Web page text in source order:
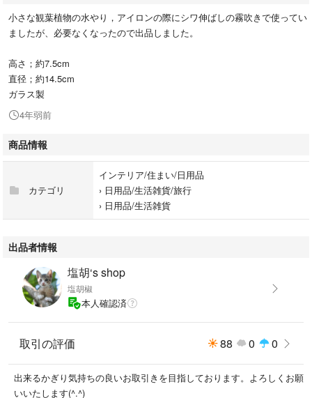
小さな観葉植物の水やり，アイロンの際にシワ伸ばしの霧吹きで使ってい
ましたが、必要なくなったので出品しました。
高さ；約7.5cm
直径；約14.5cm
ガラス製
4年弱前
商品情報
カテゴリ
インテリア/住まい/日用品
› 日用品/生活雑貨/旅行
› 日用品/生活雑貨
出品者情報
塩胡‘s shop
塩胡椒
本人確認済
取引の評価 88 0 0
出来るかぎり気持ちの良いお取引きを目指しております。よろしくお願
いいたします(^.^)